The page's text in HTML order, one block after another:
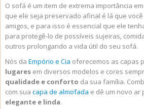
O sofá é um item de extrema importância
que ele seja preservado afinal é lá que
amigos, e para isso é essencial que ele
para protegê-lo de possíveis sujeiras,
outros prolongando a vida útil do seu sofá.
Nós da Empório e Cia oferecemos as capas
lugaresem diversos modelos e cores
qualidade e conforto da sua família.
com sua capa de almofada e dê um novo ar
elegante e linda.